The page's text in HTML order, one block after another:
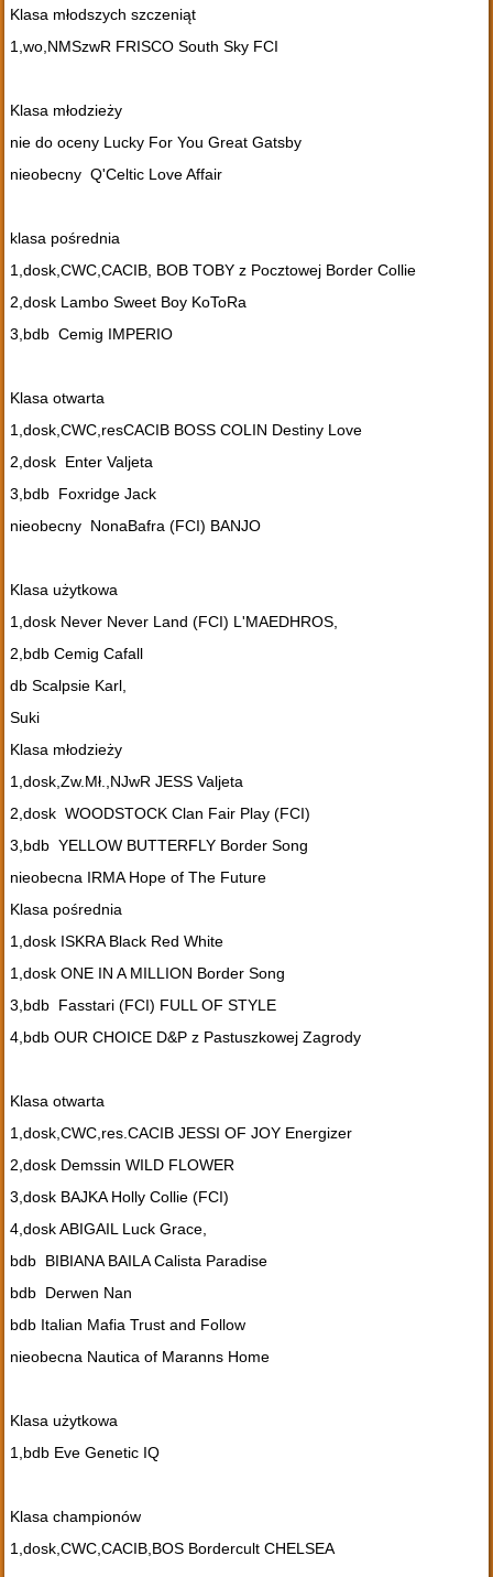
Klasa młodszych szczeniąt
1,wo,NMSzwR FRISCO South Sky FCI
Klasa młodzieży
nie do oceny Lucky For You Great Gatsby
nieobecny Q'Celtic Love Affair
klasa pośrednia
1,dosk,CWC,CACIB, BOB TOBY z Pocztowej Border Collie
2,dosk Lambo Sweet Boy KoToRa
3,bdb Cemig IMPERIO
Klasa otwarta
1,dosk,CWC,resCACIB BOSS COLIN Destiny Love
2,dosk Enter Valjeta
3,bdb Foxridge Jack
nieobecny NonaBafra (FCI) BANJO
Klasa użytkowa
1,dosk Never Never Land (FCI) L'MAEDHROS,
2,bdb Cemig Cafall
db Scalpsie Karl,
Suki
Klasa młodzieży
1,dosk,Zw.Mł.,NJwR JESS Valjeta
2,dosk WOODSTOCK Clan Fair Play (FCI)
3,bdb YELLOW BUTTERFLY Border Song
nieobecna IRMA Hope of The Future
Klasa pośrednia
1,dosk ISKRA Black Red White
1,dosk ONE IN A MILLION Border Song
3,bdb Fasstari (FCI) FULL OF STYLE
4,bdb OUR CHOICE D&P z Pastuszkowej Zagrody
Klasa otwarta
1,dosk,CWC,res.CACIB JESSI OF JOY Energizer
2,dosk Demssin WILD FLOWER
3,dosk BAJKA Holly Collie (FCI)
4,dosk ABIGAIL Luck Grace,
bdb BIBIANA BAILA Calista Paradise
bdb Derwen Nan
bdb Italian Mafia Trust and Follow
nieobecna Nautica of Maranns Home
Klasa użytkowa
1,bdb Eve Genetic IQ
Klasa championów
1,dosk,CWC,CACIB,BOS Bordercult CHELSEA